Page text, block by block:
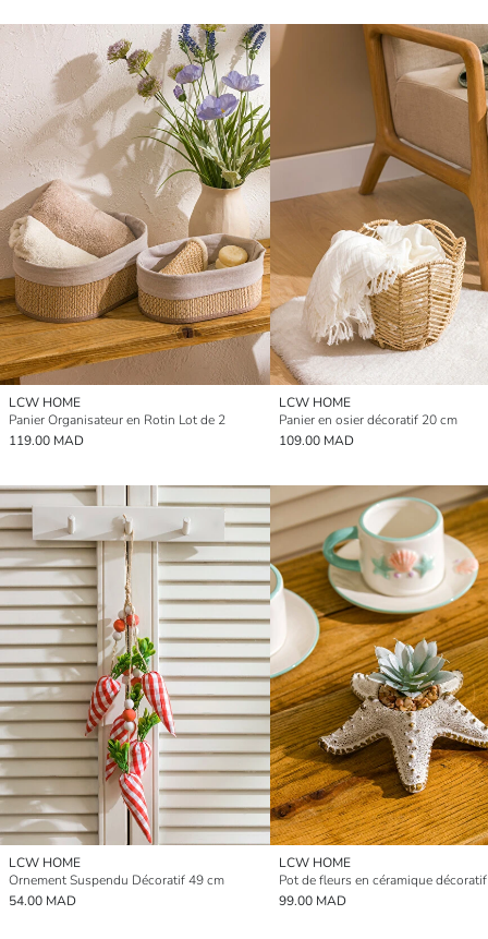
LCW HOME
Panier Organisateur en Rotin Lot de 2
119.00 MAD
LCW HOME
Panier en osier décoratif 20 cm
109.00 MAD
LCW HOME
Ornement Suspendu Décoratif 49 cm
54.00 MAD
LCW HOME
Pot de fleurs en céramique
99.00 MAD